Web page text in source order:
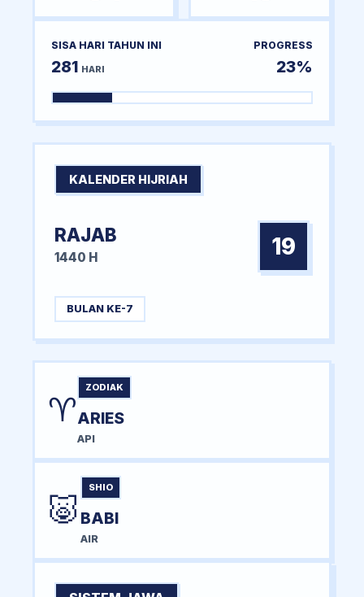
SISA HARI TAHUN INI
281 HARI
PROGRESS
23%
KALENDER HIJRIAH
RAJAB
1440 H 19
BULAN KE-7
♈
ZODIAK
ARIES
API
🐷
SHIO
BABI
AIR